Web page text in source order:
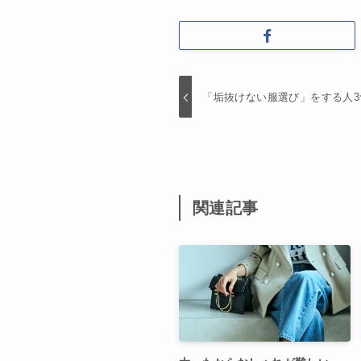
「垢抜けない服選び」をする人
関連記事